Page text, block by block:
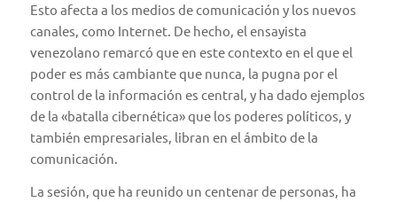
Esto afecta a los medios de comunicación y los nuevos
canales, como Internet. De hecho, el ensayista
venezolano remarcó que en este contexto en el que el
poder es más cambiante que nunca, la pugna por el
control de la información es central, y ha dado ejemplos
de la «batalla cibernética» que los poderes políticos, y
también empresariales, libran en el ámbito de la
comunicación.
La sesión, que ha reunido un centenar de personas, ha